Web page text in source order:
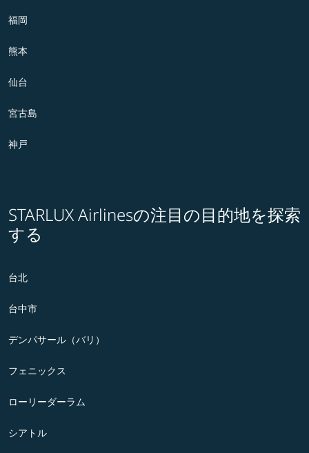
福岡
熊本
仙台
宮古島
神戸
STARLUX Airlinesの注目の目的地を探索
する
台北
台中市
デンパサール（バリ）
フェニックス
ローリーダーラム
シアトル